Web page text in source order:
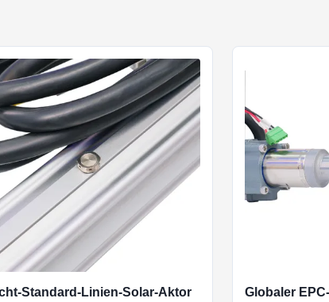
Standard-Linien-Solar-Aktor
Globaler